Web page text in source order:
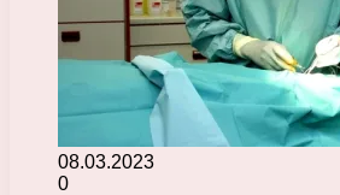
08.03.2023
0